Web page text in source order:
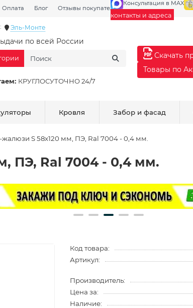
Оплата Блог Отзывы покупателей Галерея
Консультация в MAX
контакты и адреса
Эль-Монте
по всей России
КРУГЛОСУТОЧНО 24/7
Скачать
Товары по
Кровля Забор и фасад
S 58х120 мм, ПЭ, Ral 7004 - 0,4 мм.
ПЭ, Ral 7004 - 0,4 мм.
Код товара:
Артикул:
Производитель:
Цена за:
Наличие: